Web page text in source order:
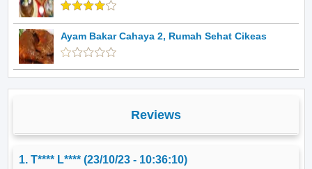
Ayam Bakar Cahaya 2, Rumah Sehat Cikeas
Reviews
1. T**** L**** (23/10/23 - 10:36:10)